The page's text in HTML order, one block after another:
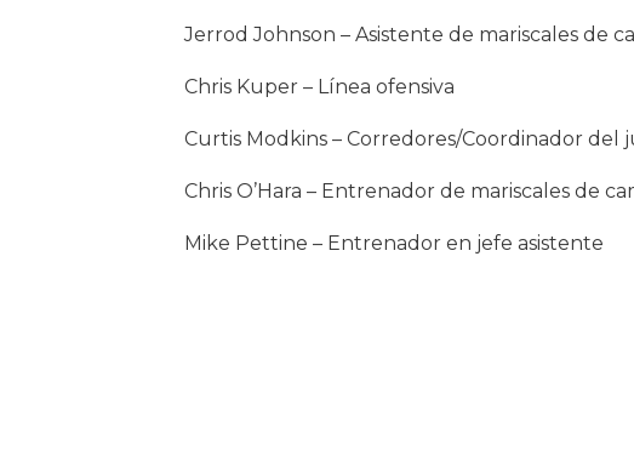
Jerrod Johnson – Asistente de mariscales de
Chris Kuper – Línea ofensiva
Curtis Modkins – Corredores/Coordinador del
Chris O’Hara – Entrenador de mariscales de
Mike Pettine – Entrenador en jefe asistente